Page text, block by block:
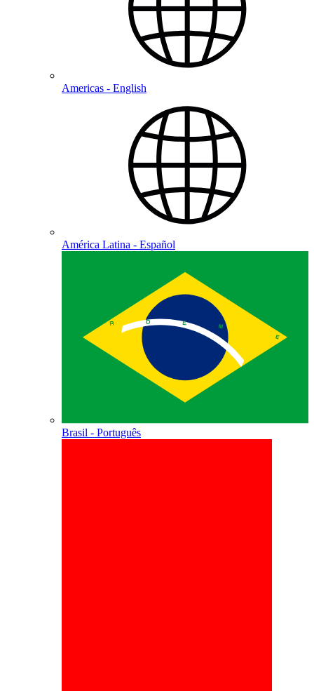
Americas - English
América Latina - Español
Brasil - Português